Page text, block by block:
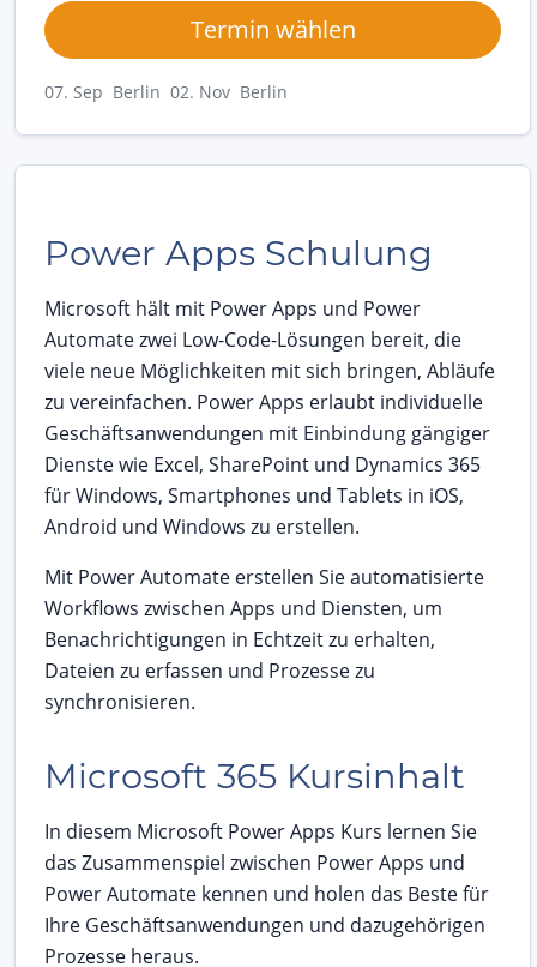
Termin wählen
07. Sep Berlin 02. Nov Berlin
Power Apps Schulung
Microsoft hält mit Power Apps und Power
Automate zwei Low-Code-Lösungen bereit, die
viele neue Möglichkeiten mit sich bringen, Abläufe
zu vereinfachen. Power Apps erlaubt individuelle
Geschäftsanwendungen mit Einbindung gängiger
Dienste wie Excel, SharePoint und Dynamics 365
für Windows, Smartphones und Tablets in iOS,
Android und Windows zu erstellen.
Mit Power Automate erstellen Sie automatisierte
Workflows zwischen Apps und Diensten, um
Benachrichtigungen in Echtzeit zu erhalten,
Dateien zu erfassen und Prozesse zu
synchronisieren.
Microsoft 365 Kursinhalt
In diesem Microsoft Power Apps Kurs lernen Sie
das Zusammenspiel zwischen Power Apps und
Power Automate kennen und holen das Beste für
Ihre Geschäftsanwendungen und dazugehörigen
Prozesse heraus.